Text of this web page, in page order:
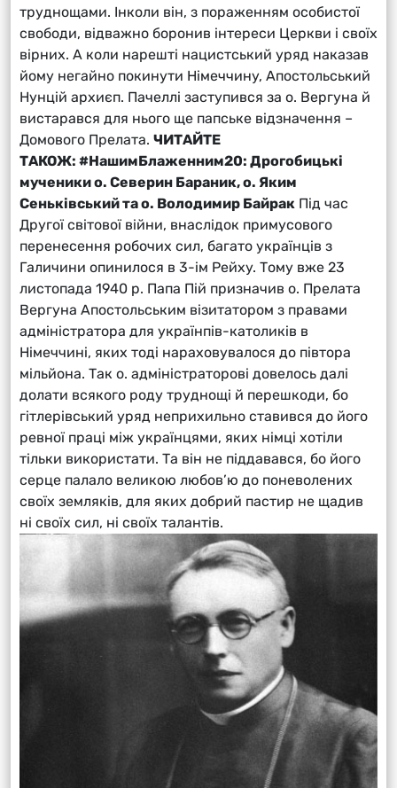
труднощами. Інколи він, з пораженням особистої
свободи, відважно боронив інтереси Церкви і своїх
вірних. А коли нарешті нацистський уряд наказав
йому негайно покинути Німеччину, Апостольський
Нунцій архиєп. Пачеллі заступився за о. Вергуна й
вистарався для нього ще папське відзначення –
Домового Прелата. ЧИТАЙТЕ
ТАКОЖ: #НашимБлаженним20: Дрогобицькі
мученики о. Северин Бараник, о. Яким
Сеньківський та о. Володимир Байрак Під час
Другої світової війни, внаслідок примусового
перенесення робочих сил, багато українців з
Галичини опинилося в 3-ім Рейху. Тому вже 23
листопада 1940 р. Папа Пій призначив о. Прелата
Вергуна Апостольським візитатором з правами
адміністратора для українпів-католиків в
Німеччині, яких тоді нараховувалося до півтора
мільйона. Так о. адміністраторові довелось далі
долати всякого роду труднощі й перешкоди, бо
гітлерівський уряд неприхильно ставився до його
ревної праці між українцями, яких німці хотіли
тільки використати. Та він не піддавався, бо його
серце палало великою любов’ю до поневолених
своїх земляків, для яких добрий пастир не щадив
ні своїх сил, ні своїх талантів.